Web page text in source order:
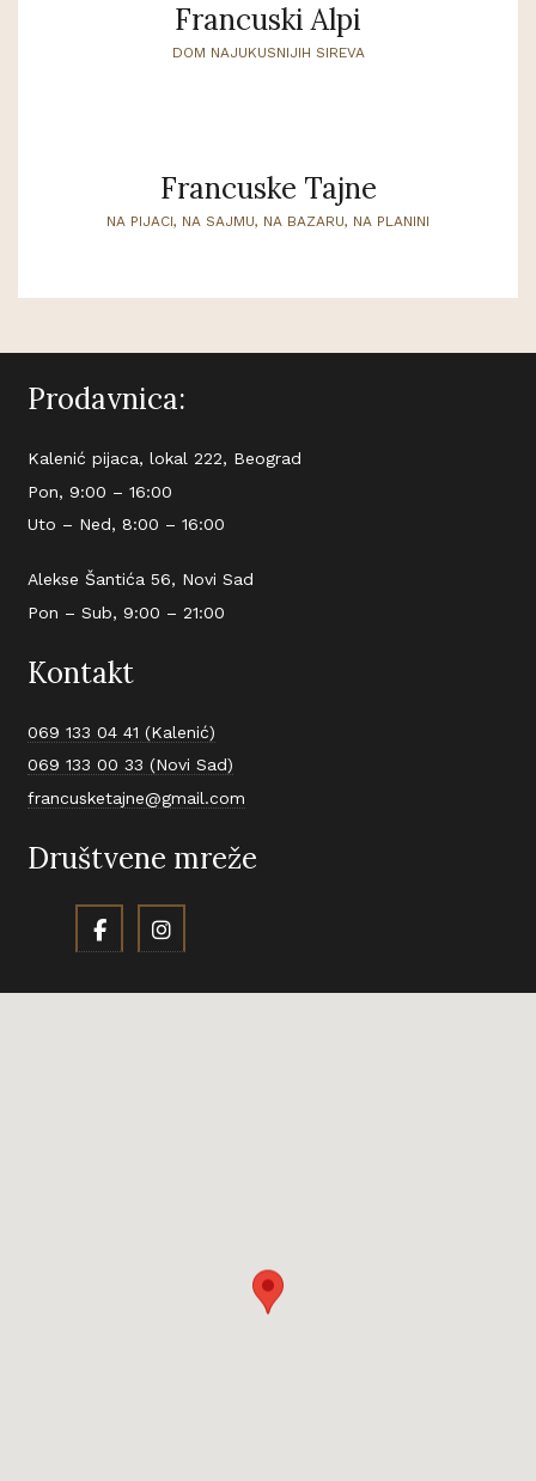
Francuski Alpi
DOM NAJUKUSNIJIH SIREVA
Francuske Tajne
NA PIJACI, NA SAJMU, NA BAZARU, NA PLANINI
Prodavnica:
Kalenić pijaca, lokal 222, Beograd
Pon, 9:00 – 16:00
Uto – Ned, 8:00 – 16:00
Alekse Šantića 56, Novi Sad
Pon – Sub, 9:00 – 21:00
Kontakt
069 133 04 41 (Kalenić)
069 133 00 33 (Novi Sad)
francusketajne@gmail.com
Društvene mreže